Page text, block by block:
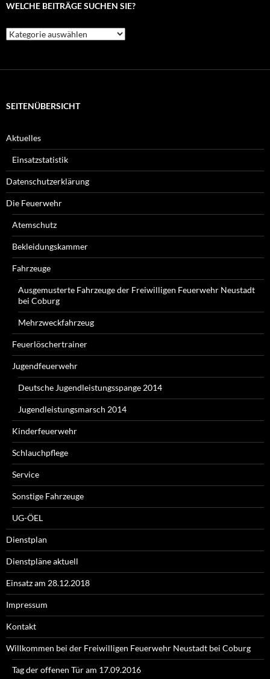
WELCHE BEITRÄGE SUCHEN SIE?
Welche
Beiträge
SEITENÜBERSICHT
Aktuelles
Einsatzstatistik
Datenschutzerklärung
Die Feuerwehr
Atemschutz
Bekleidungskammer
Fahrzeuge
Ausgemusterte Fahrzeuge der Freiwilligen Feuerwehr Neustadt
bei Coburg
Mehrzweckfahrzeug
Feuerlöschertrainer
Jugendfeuerwehr
Deutsche Jugendleistungsspange 2014
Jugendleistungsmarsch 2014
Kinderfeuerwehr
Schlauchpflege
Service
Sonstige Fahrzeuge
UG-ÖEL
Dienstplan
Dienstpläne aktuell
Einsatz am 28.12.2018
Impressum
Kontakt
Willkommen bei der Freiwilligen Feuerwehr Neustadt bei Coburg
Tag der offenen Tür am 17.09.2016